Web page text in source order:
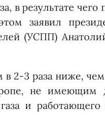
в результате чего
заявил
(УСПП)
2-3 раза ниже,
не имеющим
и